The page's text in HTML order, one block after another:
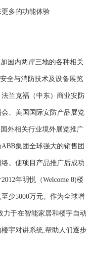
多的功能体验
国内两岸三地的各种相关
全与消防技术及设备展览
兰克福（中东）商业安防
、美国国际安防产品展览
外相关行业境外展览推广
集团全球强大的销售团
。使项目产品推广后成功
年明悦（Welcome 8)楼
少5000万元。作为全球增
力于在智能家居和楼宇自动
宇对讲系统,帮助人们逐步